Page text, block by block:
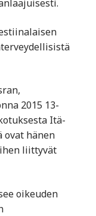
2015 13-
Itä-
ovat hänen
liittyvät
oikeuden